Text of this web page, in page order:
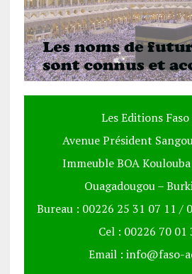
Les Editions
Avenue Président
Immeuble BOA
Ouagadougou –
Bureau : 00226 25 31 07 11 /
Cel : 00226 70 01
Email : info@faso-